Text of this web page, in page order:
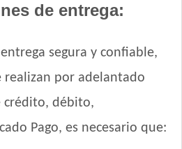
de entrega:
segura y confiable,
realizan por adelantado
crédito, débito,
Pago, es necesario que: